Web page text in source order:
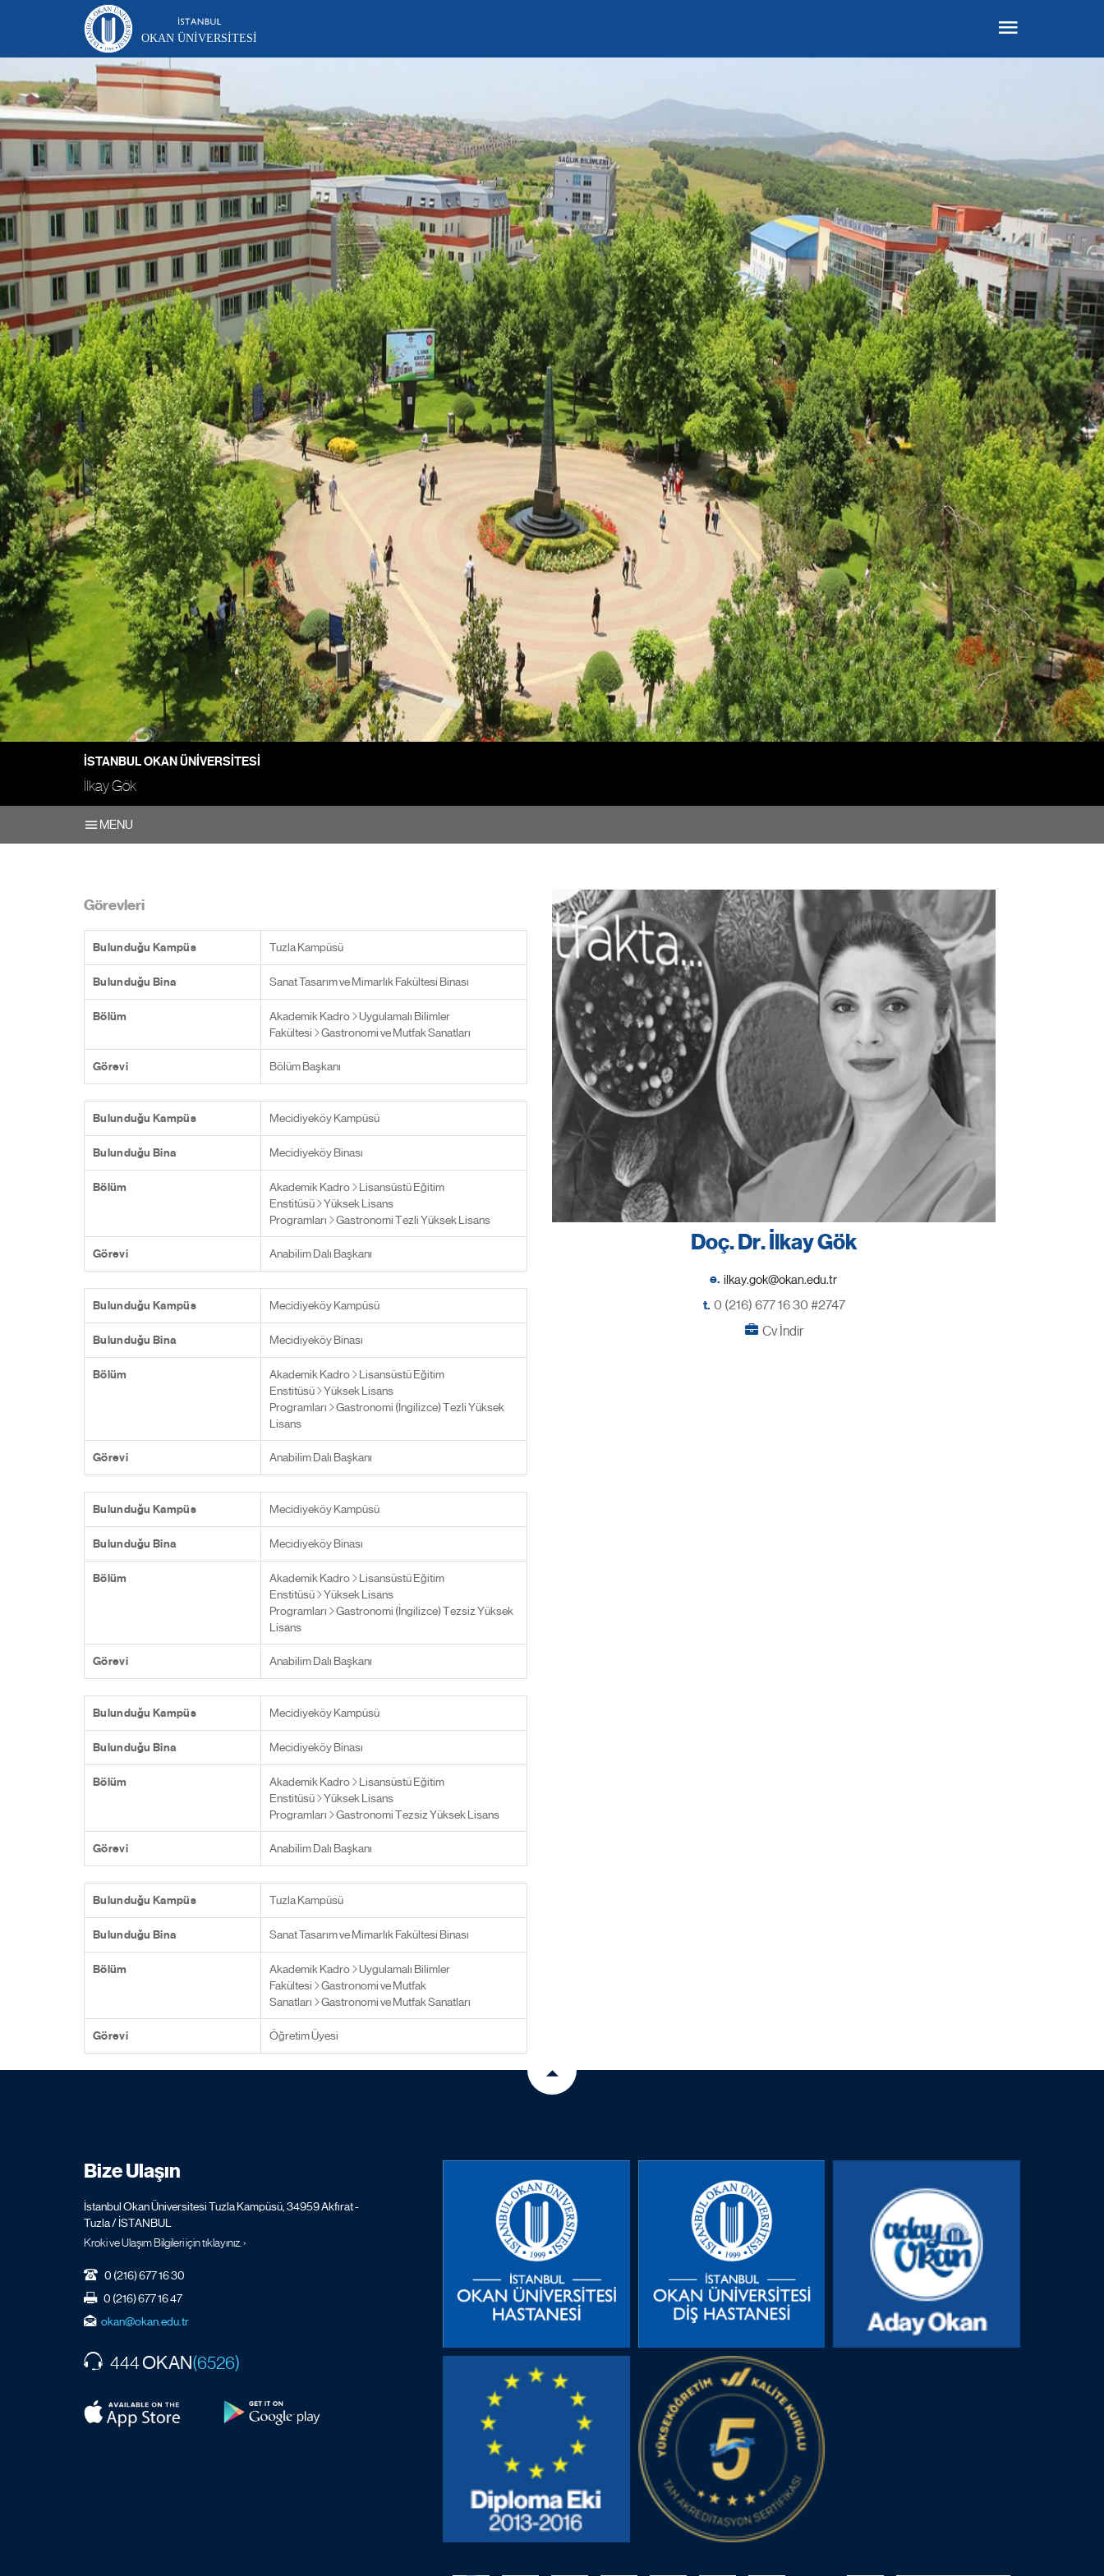
OKAN ÜNIVERSITESI
İSTANBUL OKAN ÜNIVERSITESI
İlkay Gök
MENU
Doç. Dr. İlkay Gök
e.
t. 0 (216) 677 16 30 #2747
Cv İndir
Görevleri
Bulunduğu Kampüs Tuzla Kampüsü
Bulunduğu Bina Sanat Tasarım ve Mimarlık Fakültesi Binası
Bölüm Akademik Kadro
Uygulamalı Bilimler
Fakültesi
Gastronomi ve Mutfak Sanatları
Görevi Bölüm Başkanı
Bulunduğu Kampüs Mecidiyeköy Kampüsü
Bulunduğu Bina Mecidiyeköy Binası
Bölüm Akademik Kadro
Lisansüstü Eğitim
Enstitüsü
Yüksek Lisans
Programları
Gastronomi Tezli Yüksek Lisans
Görevi Anabilim Dalı Başkanı
Bulunduğu Kampüs Mecidiyeköy Kampüsü
Bulunduğu Bina Mecidiyeköy Binası
Bölüm Akademik Kadro
Lisansüstü Eğitim
Enstitüsü
Yüksek Lisans
Programları
Gastronomi (İngilizce) Tezli Yüksek
Lisans
Görevi Anabilim Dalı Başkanı
Bulunduğu Kampüs Mecidiyeköy Kampüsü
Bulunduğu Bina Mecidiyeköy Binası
Bölüm Akademik Kadro
Lisansüstü Eğitim
Enstitüsü
Yüksek Lisans
Programları
Gastronomi (İngilizce) Tezsiz Yüksek
Lisans
Görevi Anabilim Dalı Başkanı
Bulunduğu Kampüs Mecidiyeköy Kampüsü
Bulunduğu Bina Mecidiyeköy Binası
Bölüm Akademik Kadro
Lisansüstü Eğitim
Enstitüsü
Yüksek Lisans
Programları
Gastronomi Tezsiz Yüksek Lisans
Görevi Anabilim Dalı Başkanı
Bulunduğu Kampüs Tuzla Kampüsü
Bulunduğu Bina Sanat Tasarım ve Mimarlık Fakültesi Binası
Bölüm Akademik Kadro
Uygulamalı Bilimler
Fakültesi
Gastronomi ve Mutfak
Sanatları
Gastronomi ve Mutfak Sanatları
Görevi Öğretim Üyesi
Bize Ulaşın
İstanbul Okan Üniversitesi Tuzla Kampüsü, 34959 Akfırat -
Tuzla / İSTANBUL
Kroki ve Ulaşım Bilgileri için tıklayınız. ›
0 (216) 677 16 30
0 (216) 677 16 47
okan@okan.edu.tr
444OKAN(6526)